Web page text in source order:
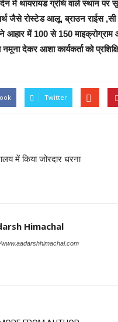
गर्दन में थायरायड ग्रंथि वाले
जैसे रोस्टेड आलू, ब्राउन राईस
आहार में 100 से 150
देकर आशा कार्यकर्ता को
Twitter
में किया जोरदार धरना
Himachal
www.aadarshhimachal.com